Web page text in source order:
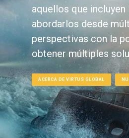
aquellos que incluyen
abordarlos desde
perspectivas con la
obtener múltiples
ACERCA DE VIRTUS GLOBAL